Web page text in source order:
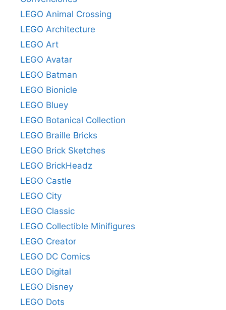
LEGO Animal Crossing
LEGO Architecture
LEGO Art
LEGO Avatar
LEGO Batman
LEGO Bionicle
LEGO Bluey
LEGO Botanical Collection
LEGO Braille Bricks
LEGO Brick Sketches
LEGO BrickHeadz
LEGO Castle
LEGO City
LEGO Classic
LEGO Collectible Minifigures
LEGO Creator
LEGO DC Comics
LEGO Digital
LEGO Disney
LEGO Dots